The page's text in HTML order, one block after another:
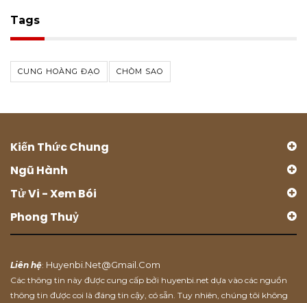
Tags
CUNG HOÀNG ĐẠO CHÒM SAO
Kiến Thức Chung
Ngũ Hành
Tử Vi - Xem Bói
Phong Thuỷ
Liên hệ: Huyenbi.net@gmail.com
Các thông tin này được cung cấp bởi huyenbi.net dựa vào các nguồn
thông tin được coi là đáng tin cậy, có sẵn. Tuy nhiên, chúng tôi không